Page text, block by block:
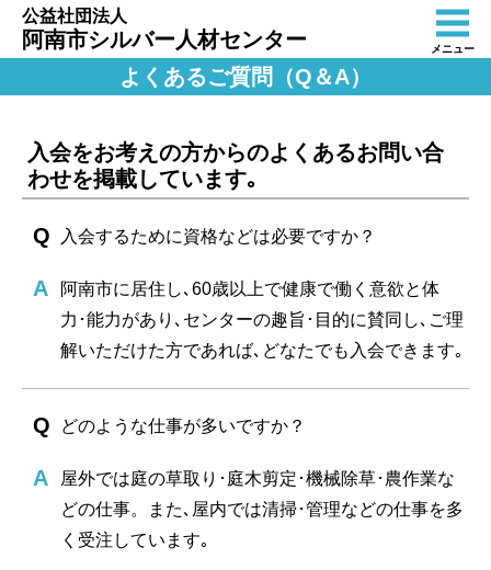
公益社団法人
阿南市シルバー人材センター メニュー
よくあるご質問（Q＆A）
入会をお考えの方からのよくあるお問い合
わせを掲載しています｡
入会するために資格などは必要ですか？
阿南市に居住し､60歳以上で健康で働く意欲と体
力･能力があり､センターの趣旨･目的に賛同し､ご理
解いただけた方であれば､どなたでも入会できます｡
どのような仕事が多いですか？
屋外では庭の草取り･庭木剪定･機械除草･農作業な
どの仕事。また､屋内では清掃･管理などの仕事を多
く受注しています｡